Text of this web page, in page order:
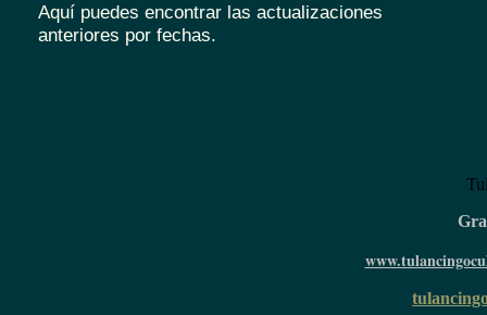
Aquí puedes encontrar las actualizaciones
anteriores por fechas.